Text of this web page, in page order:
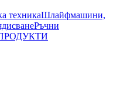
техникаШлайфмашини,
Ръчни